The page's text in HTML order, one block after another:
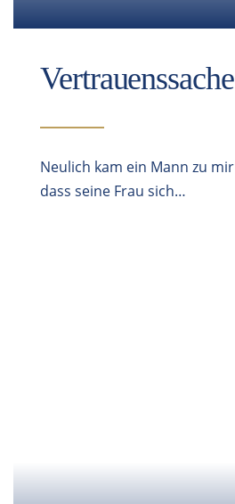
Vertrauenssache
Neulich kam ein Mann zu
dass seine Frau sich…